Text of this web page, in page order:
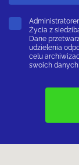
Życia z
Dane
udzielenia
celu
swoich